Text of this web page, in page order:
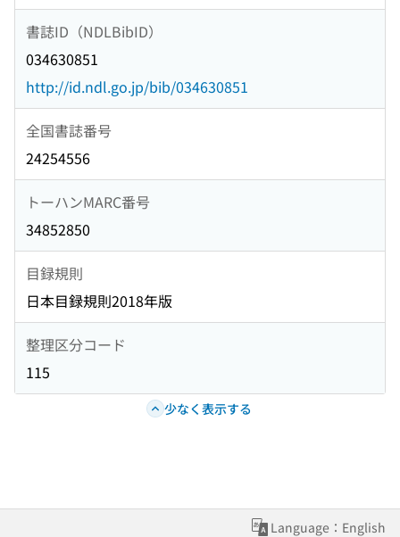
書誌ID（NDLBibID）
034630851
http://id.ndl.go.jp/bib/034630851
全国書誌番号
24254556
トーハンMARC番号
34852850
目録規則
日本目録規則2018年版
整理区分コード
115
少なく表示する
Language：English